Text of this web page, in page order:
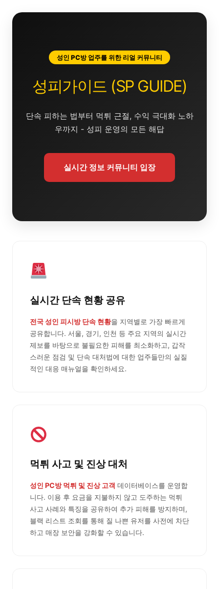
성인 PC방 업주를 위한 리얼 커뮤니티
성피가이드 (SP GUIDE)
단속 피하는 법부터 먹튀 근절, 수익 극대화 노하
우까지 - 성피 운영의 모든 해답
실시간 정보 커뮤니티 입장
실시간 단속 현황 공유
전국 성인 피시방 단속 현황을 지역별로 가장 빠르게
공유합니다. 서울, 경기, 인천 등 주요 지역의 실시간
제보를 바탕으로 불필요한 피해를 최소화하고, 갑작
스러운 점검 및 단속 대처법에 대한 업주들만의 실질
적인 대응 매뉴얼을 확인하세요.
먹튀 사고 및 진상 대처
성인 PC방 먹튀 및 진상 고객 데이터베이스를 운영합
니다. 이용 후 요금을 지불하지 않고 도주하는 먹튀
사고 사례와 특징을 공유하여 추가 피해를 방지하며,
블랙 리스트 조회를 통해 질 나쁜 유저를 사전에 차단
하고 매장 보안을 강화할 수 있습니다.